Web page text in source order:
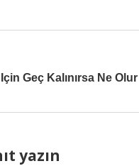
Geç Kalınırsa Ne Olur
yazın